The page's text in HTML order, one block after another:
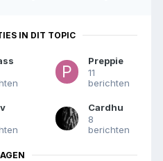
IN DIT TOPIC
Preppie
11
berichten
Cardhu
8
berichten